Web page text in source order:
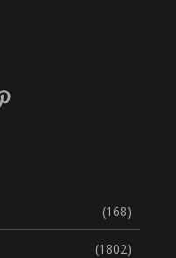
(168)
(1802)